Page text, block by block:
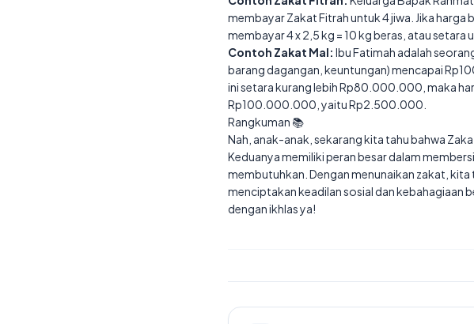
membayar Zakat Fitrah untuk 4 jiwa. Jika harga
membayar 4 x 2,5 kg = 10 kg beras, atau setara
Contoh Zakat Mal: Ibu Fatimah adalah
barang dagangan, keuntungan) mencapai
ini setara kurang lebih Rp80.000.000, maka
Rp100.000.000, yaitu Rp2.500.000.
Rangkuman 📚
Nah, anak-anak, sekarang kita tahu bahwa
Keduanya memiliki peran besar dalam
membutuhkan. Dengan menunaikan zakat,
menciptakan keadilan sosial dan kebahagiaan
dengan ikhlas ya!